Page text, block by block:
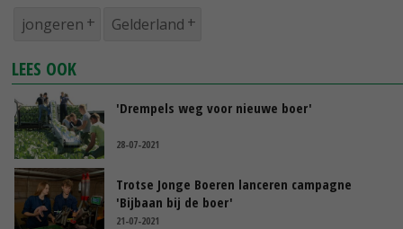
jongeren Gelderland
LEES OOK
'Drempels weg voor nieuwe boer'
28-07-2021
Trotse Jonge Boeren lanceren campagne
'Bijbaan bij de boer'
21-07-2021